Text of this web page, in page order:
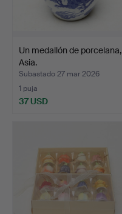
Un medallón de porcelana,
Asia.
Subastado 27 mar 2026
1 puja
37 USD